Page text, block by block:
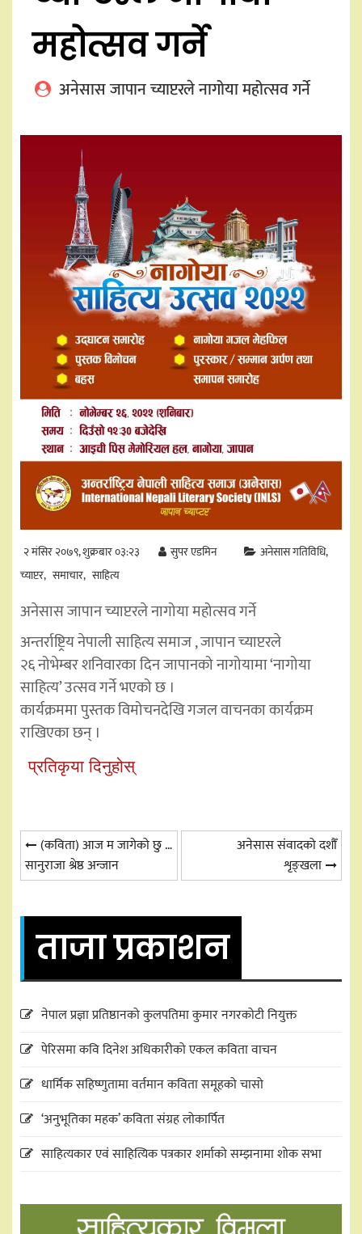
महोत्सव गर्ने
अनेसास जापान च्याप्टरले नागोया महोत्सव गर्ने
२ मंसिर २०७९, शुक्रबार ०३:२३ सुपर एडमिन
अनेसास गतिविधि
च्याप्टर समाचार साहित्य
अनेसास जापान च्याप्टरले नागोया महोत्सव गर्ने
अन्तर्राष्ट्रिय नेपाली साहित्य समाज , जापान च्याप्टरले
२६ नोभेम्बर शनिवारका दिन जापानको नागोयामा ‘नागोया
साहित्य’ उत्सव गर्ने भएको छ ।
कार्यक्रममा पुस्तक विमोचनदेखि गजल वाचनका कार्यक्रम
राखिएका छन् ।
प्रतिकृया दिनुहोस्
Post
navigation
(कविता) आज म जागेको छु …
सानुराजा श्रेष्ठ अन्जान
अनेसास संवादको दशौँ
शृङ्खला
ताजा प्रकाशन
नेपाल प्रज्ञा प्रतिष्ठानको कुलपतिमा कुमार नगरकोटी नियुक्त
पेरिसमा कवि दिनेश अधिकारीको एकल कविता वाचन
धार्मिक सहिष्णुतामा वर्तमान कविता समूहको चासो
‘अनुभूतिका महक’ कविता संग्रह लोकार्पित
साहित्यकार एवं साहित्यिक पत्रकार शर्माको सम्झनामा शोक सभा